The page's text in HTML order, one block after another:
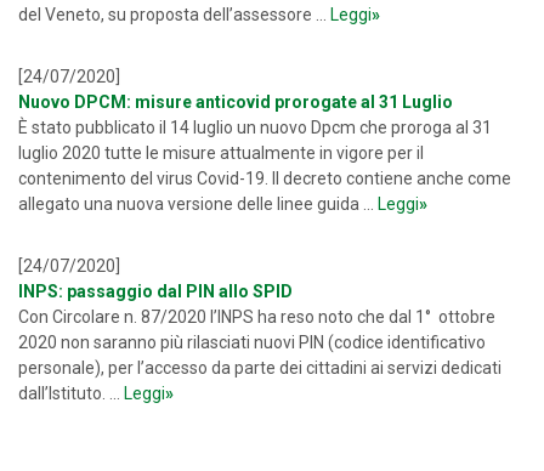
del Veneto, su proposta dell’assessore ...
Leggi»
[24/07/2020]
Nuovo DPCM: misure anticovid prorogate al 31 Luglio
È stato pubblicato il 14 luglio un nuovo Dpcm che proroga al 31
luglio 2020 tutte le misure attualmente in vigore per il
contenimento del virus Covid-19. Il decreto contiene anche come
allegato una nuova versione delle linee guida ...
Leggi»
[24/07/2020]
INPS: passaggio dal PIN allo SPID
Con Circolare n. 87/2020 l’INPS ha reso noto che dal 1° ottobre
2020 non saranno più rilasciati nuovi PIN (codice identificativo
personale), per l’accesso da parte dei cittadini ai servizi dedicati
dall’Istituto. ...
Leggi»